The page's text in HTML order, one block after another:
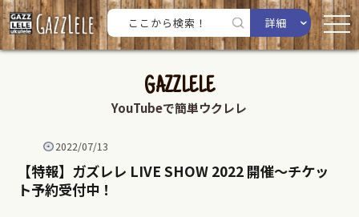
詳細
GAZZLELE
YouTubeで簡単ウクレレ
2022/07/13
【特報】ガズレレ LIVE SHOW 2022 開催〜チケッ
ト予約受付中！